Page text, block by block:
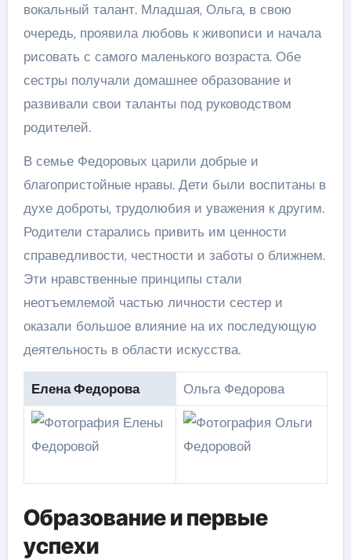
вокальный талант. Младшая, Ольга, в свою
очередь, проявила любовь к живописи и начала
рисовать с самого маленького возраста. Обе
сестры получали домашнее образование и
развивали свои таланты под руководством
родителей.
В семье Федоровых царили добрые и
благопристойные нравы. Дети были воспитаны в
духе доброты, трудолюбия и уважения к другим.
Родители старались привить им ценности
справедливости, честности и заботы о ближнем.
Эти нравственные принципы стали
неотъемлемой частью личности сестер и
оказали большое влияние на их последующую
деятельность в области искусства.
Елена Федорова Ольга Федорова
Образование и первые
успехи